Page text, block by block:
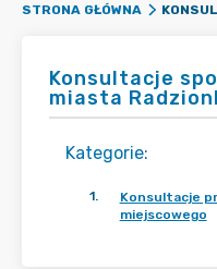
STRONA GŁÓWNA
Konsultacje
miasta
Kategorie:
1.
Konsultacje
miejscowego